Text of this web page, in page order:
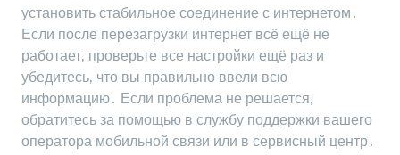
установить стабильное соединение с интернетом․
Если после перезагрузки интернет всё ещё не
работает‚ проверьте все настройки ещё раз и
убедитесь‚ что вы правильно ввели всю
информацию․ Если проблема не решается‚
обратитесь за помощью в службу поддержки вашего
оператора мобильной связи или в сервисный центр․